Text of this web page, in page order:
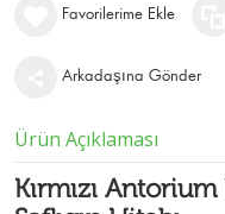
Favorilerime Ekle
Arkadaşına Gönder
Ürün Açıklaması
Kırmızı